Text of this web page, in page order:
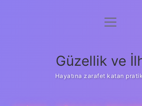
Anasayfa
Yasal Uyarı
menüyü
Güzellik ve
Hayatına zarafet katan